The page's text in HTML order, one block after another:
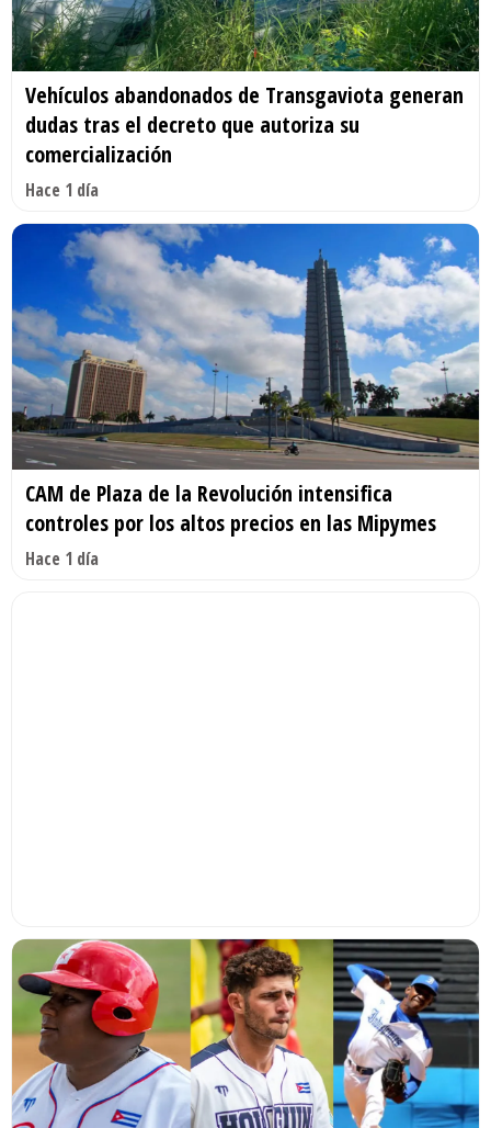
Vehículos abandonados de Transgaviota generan
dudas tras el decreto que autoriza su
comercialización
Hace 1 día
CAM de Plaza de la Revolución intensifica
controles por los altos precios en las Mipymes
Hace 1 día